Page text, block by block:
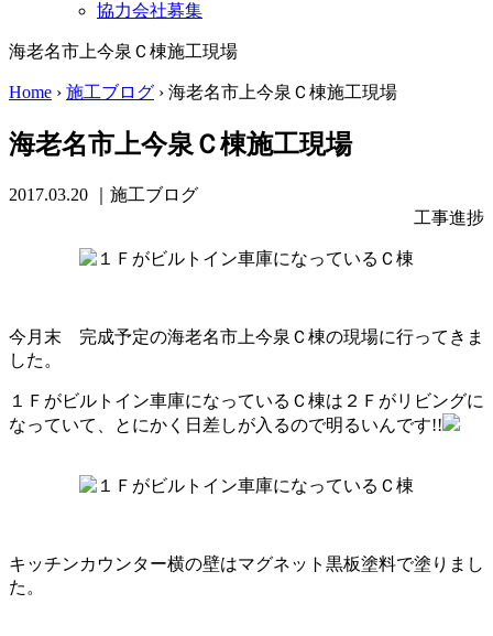
協力会社募集
海老名市上今泉Ｃ棟施工現場
Home › 施工ブログ › 海老名市上今泉Ｃ棟施工現場
海老名市上今泉Ｃ棟施工現場
2017.03.20
｜施工ブログ
工事進捗
今月末 完成予定の海老名市上今泉Ｃ棟の現場に行ってきま
した。
１Ｆがビルトイン車庫になっているＣ棟は２Ｆがリビングに
なっていて、とにかく日差しが入るので明るいんです!!
キッチンカウンター横の壁はマグネット黒板塗料で塗りまし
た。